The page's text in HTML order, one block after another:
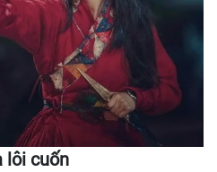
lôi cuốn